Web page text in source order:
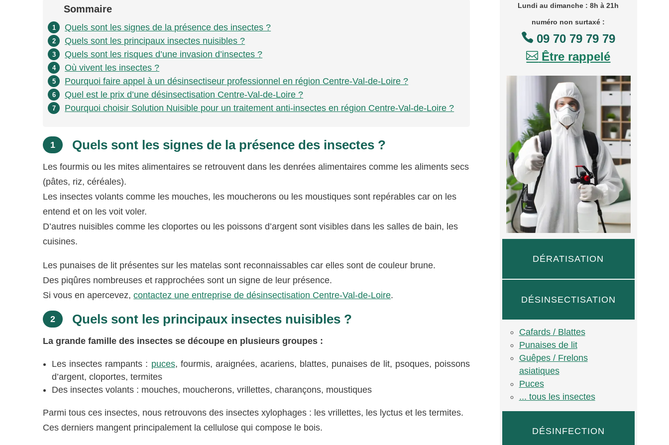
Sommaire
1 Quels sont les signes de la présence des insectes ?
2 Quels sont les principaux insectes nuisibles ?
3 Quels sont les risques d’une invasion d’insectes ?
4 Où vivent les insectes ?
5 Pourquoi faire appel à un désinsectiseur professionnel en région Centre-Val-de-Loire ?
6 Quel est le prix d’une désinsectisation Centre-Val-de-Loire ?
7 Pourquoi choisir Solution Nuisible pour un traitement anti-insectes en région Centre-Val-de-Loire ?
1 Quels sont les signes de la présence des insectes ?
Les fourmis ou les mites alimentaires se retrouvent dans les denrées alimentaires comme les aliments secs
(pâtes, riz, céréales).
Les insectes volants comme les mouches, les moucherons ou les moustiques sont repérables car on les
entend et on les voit voler.
D’autres nuisibles comme les cloportes ou les poissons d’argent sont visibles dans les salles de bain, les
cuisines.
Les punaises de lit présentes sur les matelas sont reconnaissables car elles sont de couleur brune.
Des piqûres nombreuses et rapprochées sont un signe de leur présence.
Si vous en apercevez,contactez une entreprise de désinsectisation Centre-Val-de-Loire.
2 Quels sont les principaux insectes nuisibles ?
La grande famille des insectes se découpe en plusieurs groupes :
Les insectes rampants : puces, fourmis, araignées, acariens, blattes, punaises de lit, psoques, poissons
d’argent, cloportes, termites
Des insectes volants : mouches, moucherons, vrillettes, charançons, moustiques
Parmi tous ces insectes, nous retrouvons des insectes xylophages : les vrillettes, les lyctus et les termites.
Ces derniers mangent principalement la cellulose qui compose le bois.
Lundi au dimanche : 8h à 21h
numéro non surtaxé :
 09 70 79 79 79
 Être rappelé
DÉRATISATION
DÉSINSECTISATION
Cafards / Blattes
Punaises de lit
Guêpes / Frelons
asiatiques
Puces
... tous les insectes
DÉSINFECTION